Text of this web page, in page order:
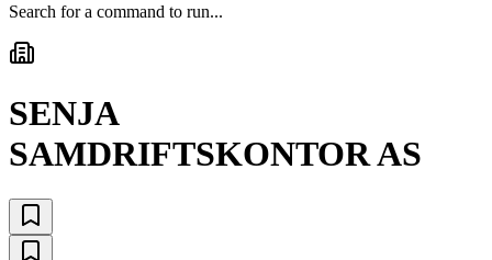
Search for a command to run...
SENJA
SAMDRIFTSKONTOR AS